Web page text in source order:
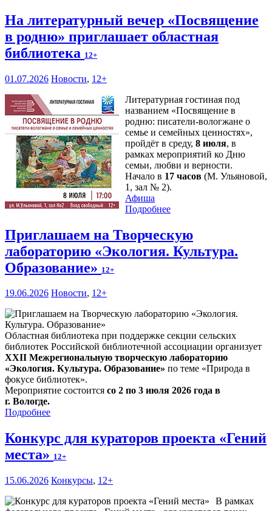
На литературный вечер «Посвящение
в родню» приглашает областная
библиотека 12+
01.07.2026 Новости, 12+
Литературная гостиная под
названием «Посвящение в
родню: писатели-вологжане о
семье и семейных ценностях»,
пройдёт в среду, 8 июля, в
рамках мероприятий ко Дню
семьи, любви и верности.
Начало в 17 часов (М. Ульяновой,
1, зал № 2).
Афиша
Подробнее
Приглашаем на Творческую
лабораторию «Экология. Культура.
Образование» 12+
19.06.2026 Новости, 12+
Областная библиотека при поддержке секции сельских
библиотек Российской библиотечной ассоциации организует
XXII Межрегиональную творческую лабораторию
«Экология. Культура. Образование» по теме «Природа в
фокусе библиотек».
Мероприятие состоится со 2 по 3 июля 2026 года в
г. Вологде.
Подробнее
Конкурс для кураторов проекта «Гений
места» 12+
15.06.2026 Конкурсы, 12+
В рамках